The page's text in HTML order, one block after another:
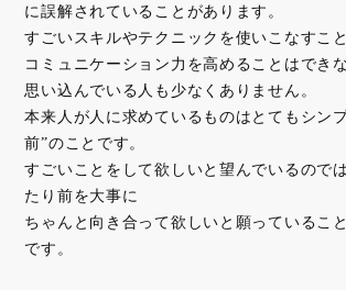
に誤解されていることがあります。
すごいスキルやテクニックを使いこなすこ
コミュニケーション力を高めることはでき
思い込んでいる人も少なくありません。
本来人が人に求めているものはとてもシン
前”のことです。
すごいことをして欲しいと望んでいるので
たり前を大事に
ちゃんと向き合って欲しいと願っているこ
です。